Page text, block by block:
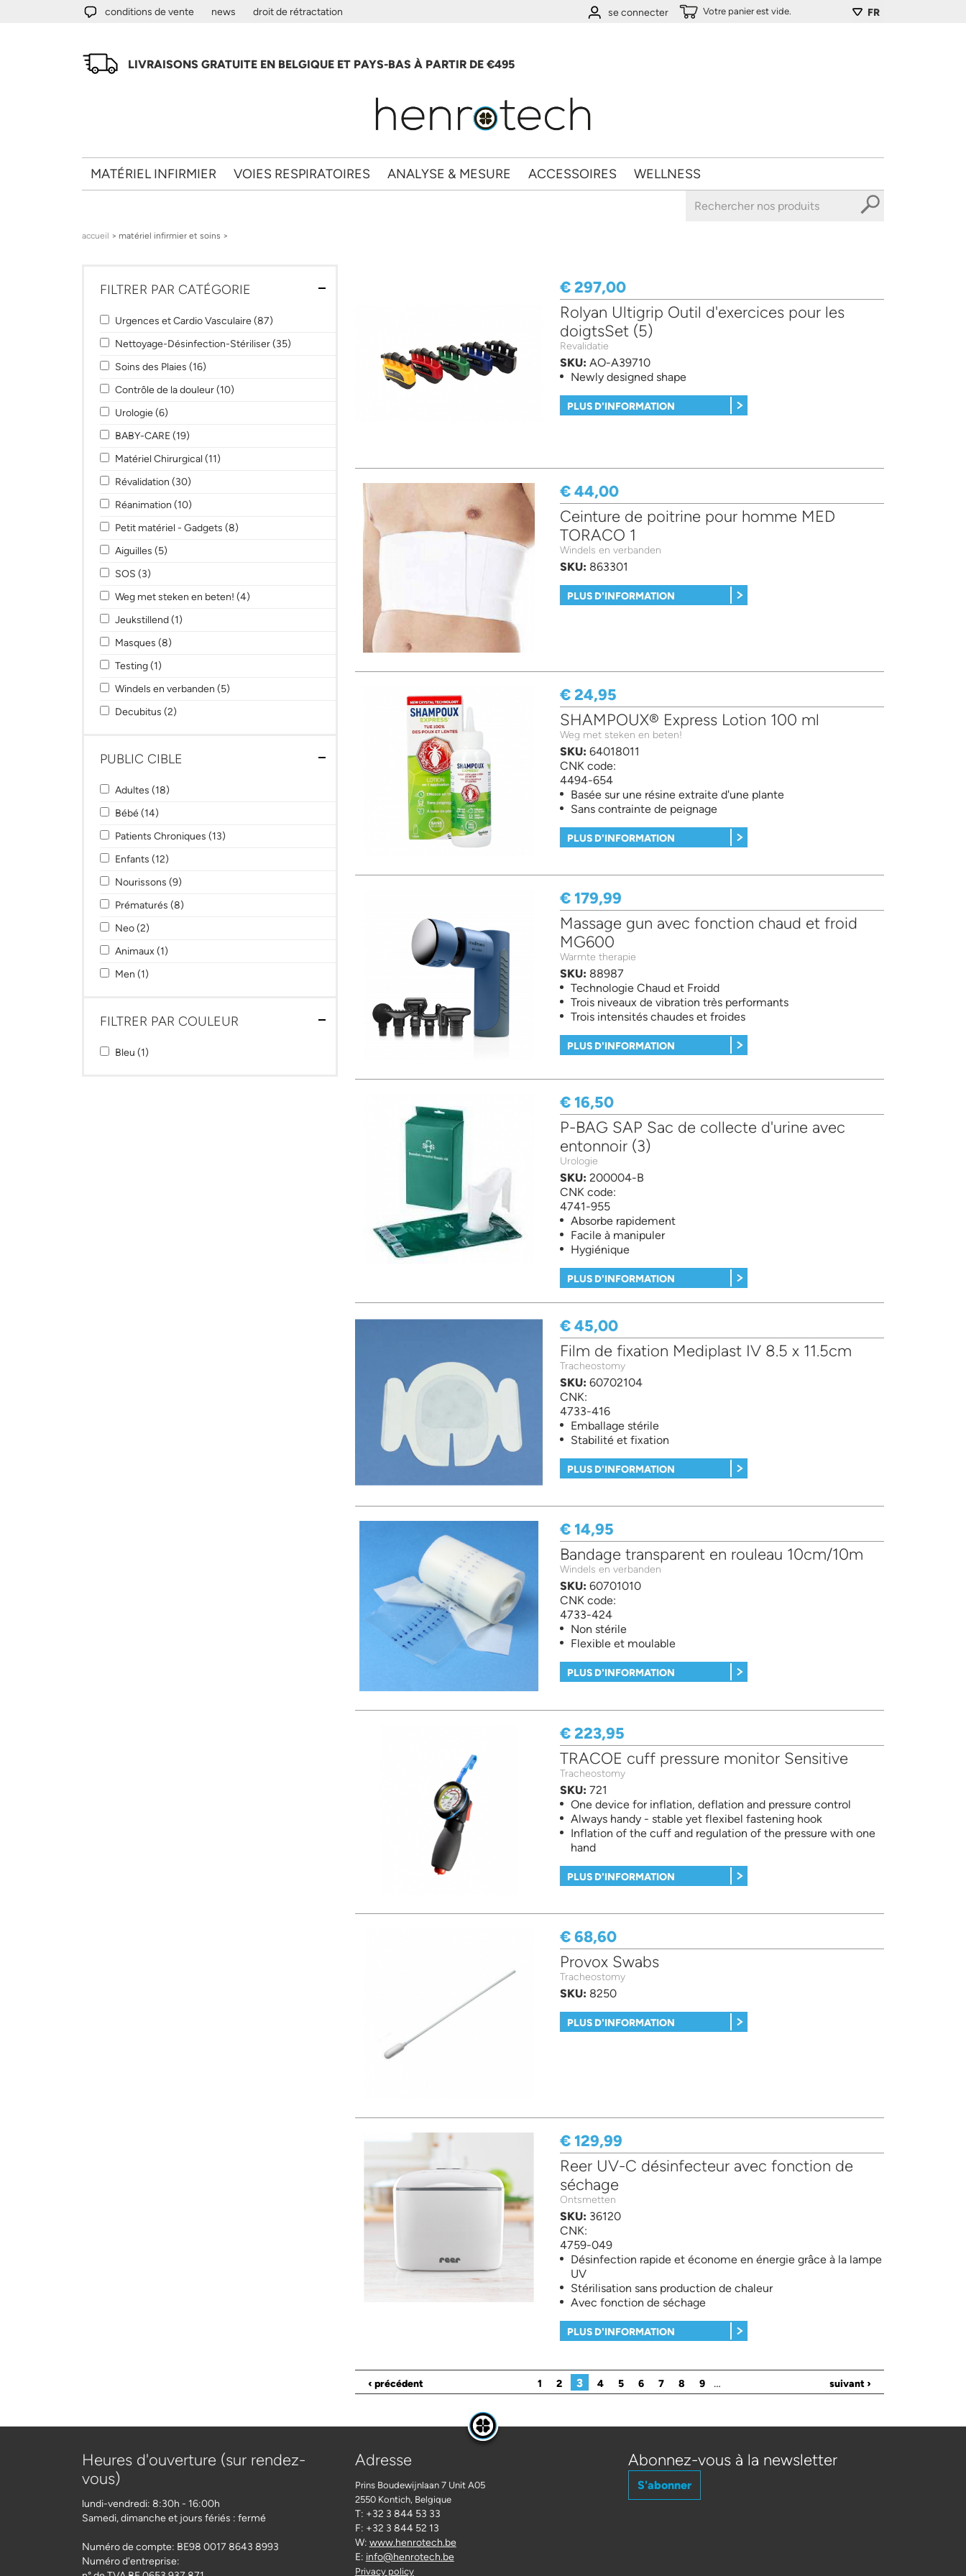
Aller au contenu principalconditions de vente news droit de rétractation FR
Votre panier est vide.
se connecter
LIVRAISONS GRATUITE EN BELGIQUE ET PAYS-BAS À PARTIR DE €495
MATÉRIEL INFIRMIER VOIES RESPIRATOIRES ANALYSE & MESURE ACCESSOIRES WELLNESS
Vous êtes ici
accueil > matériel infirmier et soins >
FILTRER PAR CATÉGORIE
Apply Urgences et Cardio Vasculaire filter
Urgences et Cardio Vasculaire (87)
Apply Nettoyage-Désinfection-Stériliser filter
Nettoyage-Désinfection-Stériliser (35) Apply Nettoyage-Désinfection-Stériliser filter
Apply Soins des Plaies filter
Soins des Plaies (16)
Apply Contrôle de la douleur filter
Contrôle de la douleur (10)
Apply Urologie filter
Urologie (6)
Apply BABY-CARE filter
BABY-CARE (19)
Apply Matériel Chirurgical filter
Matériel Chirurgical (11)
Apply Révalidation filter
Révalidation (30)
Apply Réanimation filter
Réanimation (10)
Apply Petit matériel - Gadgets filter
Petit matériel - Gadgets (8) Apply Petit matériel - Gadgets filter
Apply Aiguilles filter
Aiguilles (5)
Apply SOS filter
SOS (3)
Apply Weg met steken en beten! filter
Weg met steken en beten! (4) Apply Weg met steken en beten! filter
Apply Jeukstillend filter
Jeukstillend (1)
Apply Masques filter
Masques (8)
Apply Testing filter
Testing (1)
Apply Windels en verbanden filter
Windels en verbanden (5)
Apply Decubitus filter
Decubitus (2)
PUBLIC CIBLE
Apply Adultes filter
Adultes (18)
Apply Bébé filter
Bébé (14)
Apply Patients Chroniques filter
Patients Chroniques (13)
Apply Enfants filter
Enfants (12)
Apply Nourissons filter
Nourissons (9)
Apply Prématurés filter
Prématurés (8)
Apply Neo filter
Neo (2)
Apply Animaux filter
Animaux (1)
Apply Men filter
Men (1)
FILTRER PAR COULEUR
Apply Bleu filter
Bleu (1)
€ 297,00
Rolyan Ultigrip Outil d'exercices pour les
doigtsSet (5)
Revalidatie
SKU: AO-A39710
Newly designed shape
PLUS D'INFORMATION
€ 44,00
Ceinture de poitrine pour homme MED
TORACO 1
Windels en verbanden
SKU: 863301
PLUS D'INFORMATION
€ 24,95
SHAMPOUX® Express Lotion 100 ml
Weg met steken en beten!
SKU: 64018011
CNK code:
4494-654
Basée sur une résine extraite d'une plante
Sans contrainte de peignage
PLUS D'INFORMATION
€ 179,99
Massage gun avec fonction chaud et froid
MG600
Warmte therapie
SKU: 88987
Technologie Chaud et Froidd
Trois niveaux de vibration très performants
Trois intensités chaudes et froides
PLUS D'INFORMATION
€ 16,50
P-BAG SAP Sac de collecte d'urine avec
entonnoir (3)
Urologie
SKU: 200004-B
CNK code:
4741-955
Absorbe rapidement
Facile à manipuler
Hygiénique
PLUS D'INFORMATION
€ 45,00
Film de fixation Mediplast IV 8.5 x 11.5cm
Tracheostomy
SKU: 60702104
CNK:
4733-416
Emballage stérile
Stabilité et fixation
PLUS D'INFORMATION
€ 14,95
Bandage transparent en rouleau 10cm/10m
Windels en verbanden
SKU: 60701010
CNK code:
4733-424
Non stérile
Flexible et moulable
PLUS D'INFORMATION
€ 223,95
TRACOE cuff pressure monitor Sensitive
Tracheostomy
SKU: 721
One device for inflation, deflation and pressure control
Always handy - stable yet flexibel fastening hook
Inflation of the cuff and regulation of the pressure with one
hand
PLUS D'INFORMATION
€ 68,60
Provox Swabs
Tracheostomy
SKU: 8250
PLUS D'INFORMATION
€ 129,99
Reer UV-C désinfecteur avec fonction de
séchage
Ontsmetten
SKU: 36120
CNK:
4759-049
Désinfection rapide et économe en énergie grâce à la lampe
UV
Stérilisation sans production de chaleur
Avec fonction de séchage
PLUS D'INFORMATION
Pages
‹ précédent 1 2 3 4 5 6 7 8 9 … suivant ›
Heures d'ouverture (sur rendez-
vous)
lundi-vendredi: 8:30h - 16:00h
Samedi, dimanche et jours fériés : fermé
Numéro de compte: BE98 0017 8643 8993
Numéro d'entreprise:
Adresse
Prins Boudewijnlaan 7 Unit A05
2550 Kontich, Belgique
T: +32 3 844 53 33
F: +32 3 844 52 13
W: www.henrotech.be
E: info@henrotech.be
Privacy policy
Abonnez-vous à la newsletter
S'abonner